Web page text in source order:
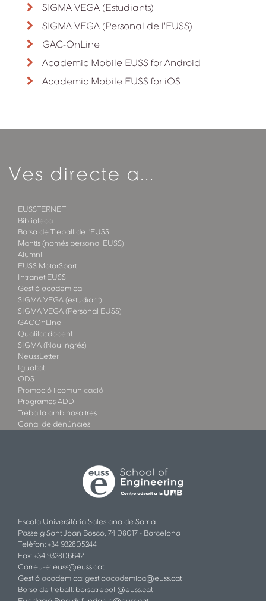
SIGMA VEGA (Estudiants)
SIGMA VEGA (Personal de l'EUSS)
GAC-OnLine
Academic Mobile EUSS for Android
Academic Mobile EUSS for iOS
Ves directe a...
EUSSTERNET
Biblioteca
Borsa de Treball de l'EUSS
Mantis (només personal EUSS)
Alumni
EUSS MotorSport
Intranet EUSS
Gestió acadèmica
SIGMA VEGA (estudiant)
SIGMA VEGA (Personal EUSS)
GACOnLine
Qualitat docent
SIGMA (Nou ingrés)
NeussLetter
Igualtat
ODS
Promoció i comunicació
Programes ADD
Treballa amb nosaltres
Canal de denúncies
Escola Universitària Salesiana de Sarrià
Passeig Sant Joan Bosco, 74 08017 - Barcelona
Telèfon: +34 932805244
Fax: +34 932806642
Correu-e: euss@euss.cat
Gestió acadèmica: gestioacademica@euss.cat
Borsa de treball: borsatreball@euss.cat